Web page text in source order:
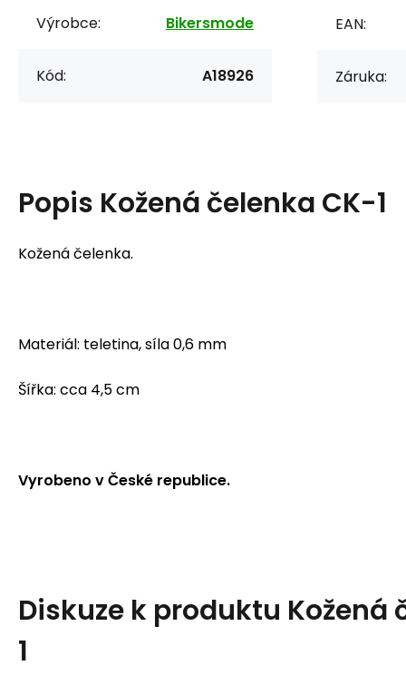
Výrobce: Bikersmode
Kód: A18926
EAN:
Záruka:
Popis Kožená čelenka CK-1
Kožená čelenka.
Materiál: teletina, síla 0,6 mm
Šířka: cca 4,5 cm
Vyrobeno v České republice.
Diskuze k produktu Kožená
1